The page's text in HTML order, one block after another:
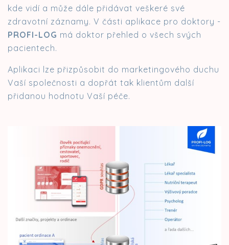
kde vidí a může dále přidávat veškeré své
zdravotní záznamy. V části aplikace pro doktory -
PROFI-LOG má doktor přehled o všech svých
pacientech.
Aplikaci lze přizpůsobit do marketingového duchu
Vaší společnosti a dopřát tak klientům další
přidanou hodnotu Vaší péče.